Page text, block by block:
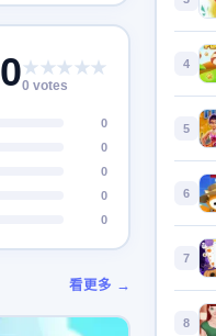
★★★★★
0 votes
0
0
0
0
0
看更多 →
4
5
6
7
8